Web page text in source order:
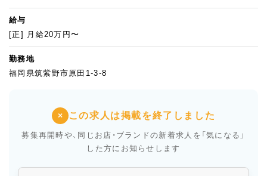
給与
[正] 月給20万円〜
勤務地
福岡県筑紫野市原田1-3-8
× この求人は掲載を終了しました
募集再開時や、同じお店・ブランドの新着求人を 「気になる」
した方にお知らせします